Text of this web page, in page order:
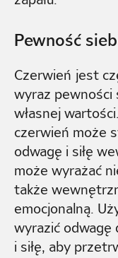
Pewność
Czerwień jest
wyraz pewności
własnej
czerwień może
odwagę i siłę
może wyrażać
także
emocjonalną.
wyrazić odwagę
i siłę, aby